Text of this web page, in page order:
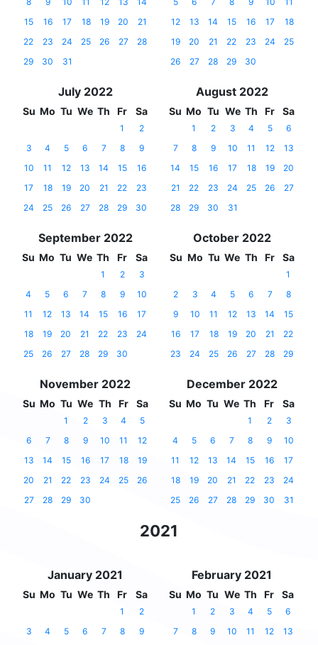
15
16 17 18 19 20
21
22
23 24 25 26 27
28
29
30 31
12
13 14 15 16 17
18
19
20 21 22 23 24
25
26
27 28 29 30
July 2022
Su Mo Tu We Th Fr Sa
1
2
3
4 5 6 7 8
9
10
11 12 13 14 15
16
17
18 19 20 21 22
23
24
25 26 27 28 29 30
August 2022
Su Mo Tu We Th Fr Sa
1 2 3 4 5
6
7
8 9 10 11 12
13
14
15 16 17 18 19
20
21
22 23 24 25 26
27
28
29 30 31
September 2022
Su Mo Tu We Th Fr Sa
1 2
3
4
5 6 7 8 9
10
11
12 13 14 15 16
17
18
19 20 21 22 23
24
25
26 27 28 29 30
October 2022
Su Mo Tu We Th Fr Sa
1
2
3 4 5 6 7
8
9
10 11 12 13 14
15
16
17 18 19 20 21
22
23
24 25 26 27 28 29
November 2022
Su Mo Tu We Th Fr Sa
1 2 3 4
5
6
7 8 9 10 11
12
13
14 15 16 17 18
19
20
21 22 23 24 25
26
27
28 29 30
December 2022
Su Mo Tu We Th Fr Sa
1 2
3
4
5 6 7 8 9
10
11
12 13 14 15 16
17
18
19 20 21 22 23
24
25
26 27 28 29 30 31
2021
January 2021
Su Mo Tu We Th Fr Sa
1
2
3
4 5 6 7 8
9
February 2021
Su Mo Tu We Th Fr Sa
1 2 3 4 5
6
7
8 9 10 11 12
13